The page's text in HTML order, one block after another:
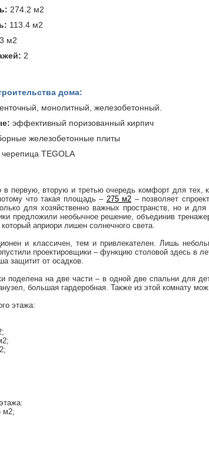
274.2 м2
113.4 м2
м2
2
дома:
монолитный, железобетонный.
эффективный поризованный кирпич
железобетонные плиты
черепица TEGOLA
в первую, вторую и третью очередь комфорт для
что такая площадь – 275 м2 – позволяет
для хозяйственно важных пространств, но и
предложили необычное решение, объединив
априори лишен солнечного света.
и классичен, тем и привлекателен. Лишь
проектировщики – функцию столовой здесь в
защитит от осадков.
поделена на две части – в одной две спальни для
большая гардеробная. Также из этой комнату
этажа:
м2;